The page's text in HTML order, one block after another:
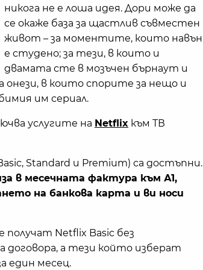
никога не е лоша идея. Дори може да
се окаже база за щастлив съвместен
живот – за моментите, които навън
е студено; за тези, в които и
двамата сте в мозъчен бърнаут и
онези, в които спорите за нещо и
им сериал.
услугите на Netflix към ТВ
Standard и Premium) са достъпни.
в месечната фактура към А1,
на банкова карта и ви носи
получат Netflix Basic без
договора, а тези който изберат
един месец.